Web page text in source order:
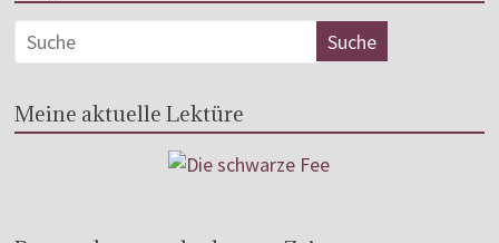
Meine aktuelle Lektüre